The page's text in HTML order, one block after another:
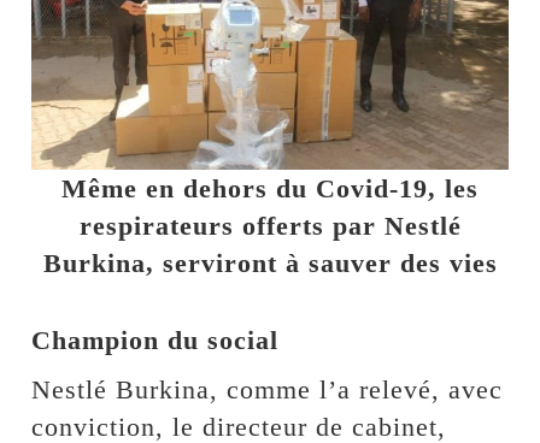
Même en dehors du Covid-19, les
respirateurs offerts par Nestlé
Burkina, serviront à sauver des vies
Champion du social
Nestlé Burkina, comme l’a relevé, avec
conviction, le directeur de cabinet,